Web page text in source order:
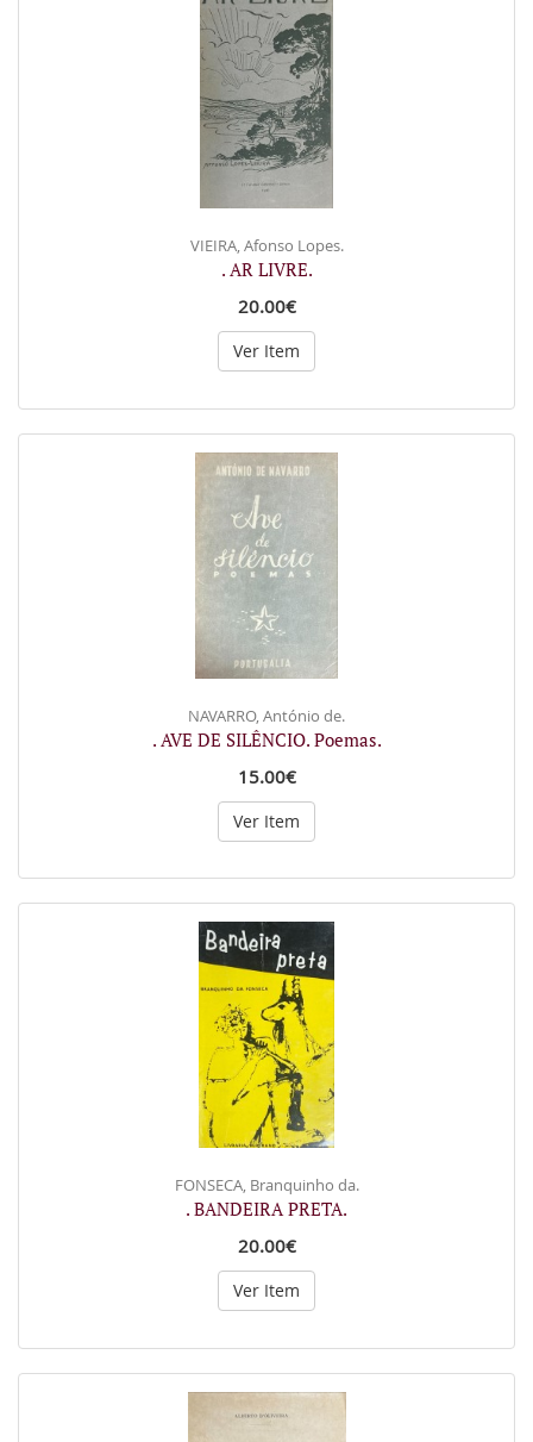
VIEIRA, Afonso Lopes.
. AR LIVRE.
20.00€
Ver Item
NAVARRO, António de.
. AVE DE SILÊNCIO. Poemas.
15.00€
Ver Item
FONSECA, Branquinho da.
. BANDEIRA PRETA.
20.00€
Ver Item